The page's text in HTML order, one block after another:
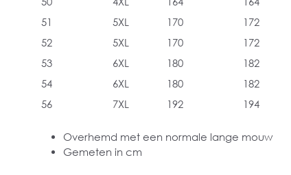
51
5XL 170 172
52
5XL 170 172
53
6XL 180 182
54
6XL 180 182
56
7XL 192 194
Overhemd met een normale lange mouw
Gemeten in cm